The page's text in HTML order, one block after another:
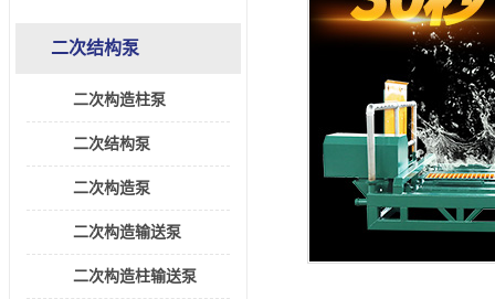
二次结构泵
二次构造柱泵
二次结构泵
二次构造泵
二次构造输送泵
二次构造柱输送泵